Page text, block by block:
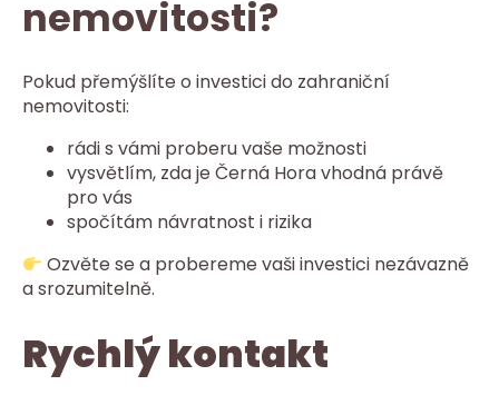
nemovitosti?
Pokud přemýšlíte o investici do zahraniční
nemovitosti:
rádi s vámi proberu vaše možnosti
vysvětlím, zda je Černá Hora vhodná právě
pro vás
spočítám návratnost i rizika
Ozvěte se a probereme vaši investici nezávazně
a srozumitelně.
Rychlý kontakt